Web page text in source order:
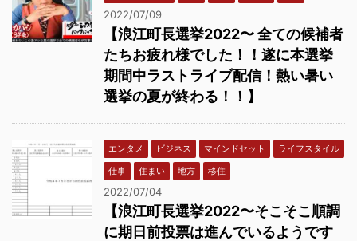
2022/07/09
【浪江町長選挙2022〜 全ての候補者
たちお疲れ様でした！！遂に本選挙
期間中ラストライブ配信！熱い暑い
選挙の夏が終わる！！】
エンタメ ビジネス マインドセット
ライフスタイル
仕事
住まい 地方 移住
2022/07/04
【浪江町長選挙2022〜そこそこ順調
に期日前投票は進んでいるようです